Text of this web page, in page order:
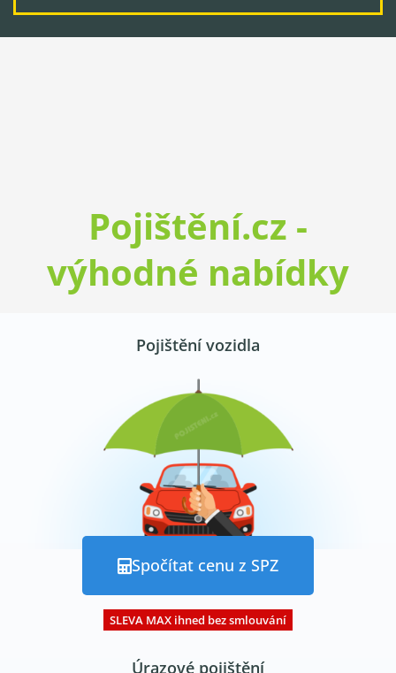
Pojištění.cz -
výhodné nabídky
Pojištění vozidla
Spočítat cenu z SPZ
SLEVA MAX ihned bez smlouvání
Úrazové pojištění